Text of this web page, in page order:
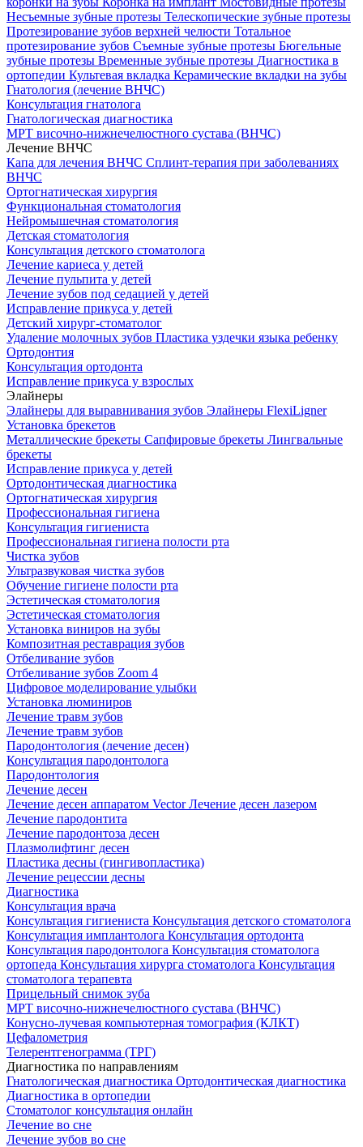
Несъемные зубные протезы Телескопические зубные протезы
Протезирование зубов верхней челюсти Тотальное
протезирование зубов Съемные зубные протезы Бюгельные
зубные протезы Временные зубные протезы Диагностика в
ортопедии Культевая вкладка Керамические вкладки на зубы
Гнатология (лечение ВНЧС)
Консультация гнатолога
Гнатологическая диагностика
МРТ височно-нижнечелюстного сустава (ВНЧС)
Лечение ВНЧС
Капа для лечения ВНЧС Сплинт-терапия при заболеваниях
ВНЧС
Ортогнатическая хирургия
Функциональная стоматология
Нейромышечная стоматология
Детская стоматология
Консультация детского стоматолога
Лечение кариеса у детей
Лечение пульпита у детей
Лечение зубов под седацией у детей
Исправление прикуса у детей
Детский хирург-стоматолог
Удаление молочных зубов Пластика уздечки языка ребенку
Ортодонтия
Консультация ортодонта
Исправление прикуса у взрослых
Элайнеры
Элайнеры для выравнивания зубов Элайнеры FlexiLigner
Установка брекетов
Металлические брекеты Сапфировые брекеты Лингвальные
брекеты
Исправление прикуса у детей
Ортодонтическая диагностика
Ортогнатическая хирургия
Профессиональная гигиена
Консультация гигиениста
Профессиональная гигиена полости рта
Чистка зубов
Ультразвуковая чистка зубов
Обучение гигиене полости рта
Эстетическая стоматология
Эстетическая стоматология
Установка виниров на зубы
Композитная реставрация зубов
Отбеливание зубов
Отбеливание зубов Zoom 4
Цифровое моделирование улыбки
Установка люминиров
Лечение травм зубов
Лечение травм зубов
Пародонтология (лечение десен)
Консультация пародонтолога
Пародонтология
Лечение десен
Лечение десен аппаратом VectorЛечение десен лазером
Лечение пародонтита
Лечение пародонтоза десен
Плазмолифтинг десен
Пластика десны (гингивопластика)
Лечение рецессии десны
Диагностика
Консультация врача
Консультация гигиениста Консультация детского стоматолога
Консультация имплантолога Консультация ортодонта
Консультация пародонтолога Консультация стоматолога
ортопеда Консультация хирурга стоматолога Консультация
стоматолога терапевта
Прицельный снимок зуба
МРТ височно-нижнечелюстного сустава (ВНЧС)
Конусно-лучевая компьютерная томография (КЛКТ)
Цефалометрия
Телерентгенограмма (ТРГ)
Диагностика по направлениям
Гнатологическая диагностика Ортодонтическая диагностика
Диагностика в ортопедии
Стоматолог консультация онлайн
Лечение во сне
Лечение зубов во сне